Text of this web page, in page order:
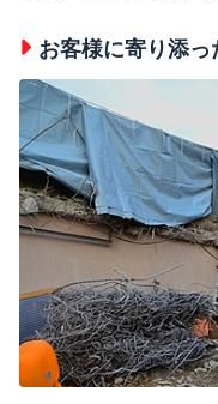
お客様に寄り添